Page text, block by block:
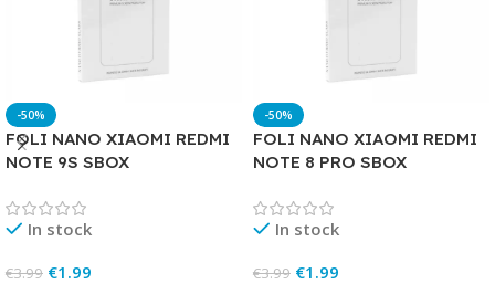
-50%
FOLI NANO XIAOMI REDMI
NOTE 9S SBOX
In stock
€3.99 €1.99
-50%
FOLI NANO XIAOMI REDMI
NOTE 8 PRO SBOX
In stock
€3.99 €1.99